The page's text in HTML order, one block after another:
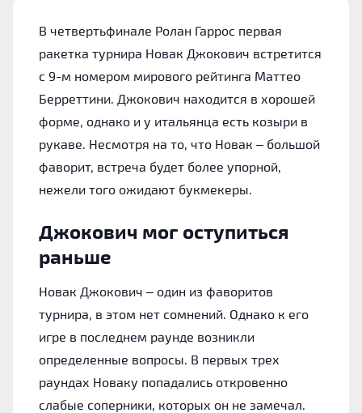
В четвертьфинале Ролан Гаррос первая
ракетка турнира Новак Джокович встретится
с 9-м номером мирового рейтинга Маттео
Берреттини. Джокович находится в хорошей
форме, однако и у итальянца есть козыри в
рукаве. Несмотря на то, что Новак – большой
фаворит, встреча будет более упорной,
нежели того ожидают букмекеры.
Джокович мог оступиться
раньше
Новак Джокович – один из фаворитов
турнира, в этом нет сомнений. Однако к его
игре в последнем раунде возникли
определенные вопросы. В первых трех
раундах Новаку попадались откровенно
слабые соперники, которых он не замечал.